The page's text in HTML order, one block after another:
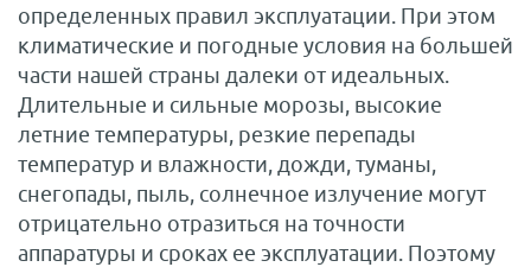
определенных правил эксплуатации. При этом
климатические и погодные условия на большей
части нашей страны далеки от идеальных.
Длительные и сильные морозы, высокие
летние температуры, резкие перепады
температур и влажности, дожди, туманы,
снегопады, пыль, солнечное излучение могут
отрицательно отразиться на точности
аппаратуры и сроках ее эксплуатации. Поэтому